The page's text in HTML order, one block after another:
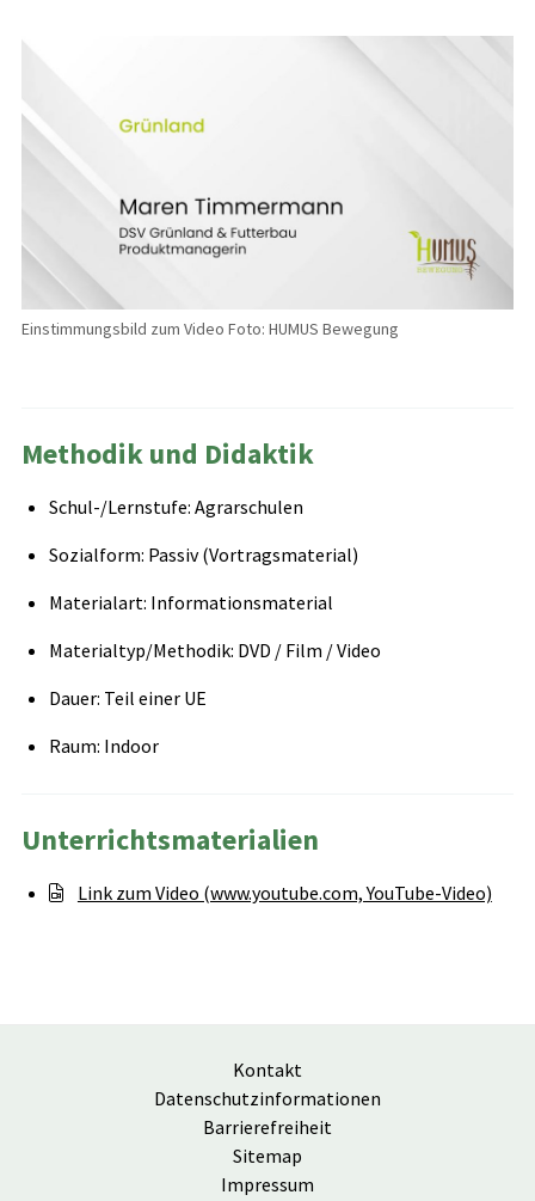
Einstimmungsbild zum Video Foto: HUMUS Bewegung
Methodik und Didaktik
Schul-/Lernstufe: Agrarschulen
Sozialform: Passiv (Vortragsmaterial)
Materialart: Informationsmaterial
Materialtyp/Methodik: DVD / Film / Video
Dauer: Teil einer UE
Raum: Indoor
Unterrichtsmaterialien
Link zum Video (www.youtube.com, YouTube-Video)
Kontakt
Datenschutzinformationen
Barrierefreiheit
Sitemap
Impressum